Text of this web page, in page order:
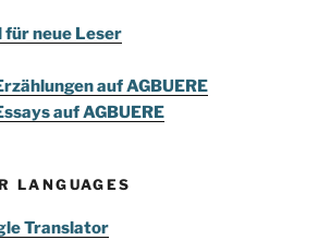
neue Leser
auf AGBUERE
auf AGBUERE
LANGUAGES
Translator